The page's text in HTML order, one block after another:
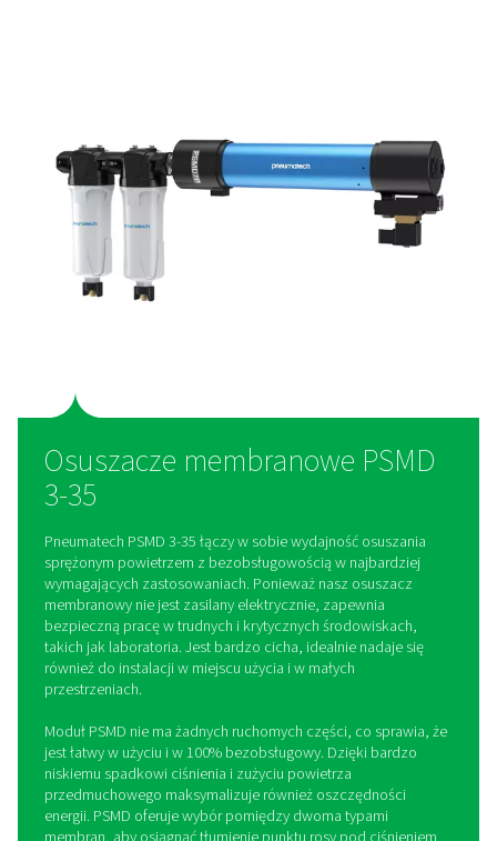
Zaprojektowane, aby
tam, gdzie inni nie mogą
PSMD 3-35 jest idealnym rozwiązaniem do małych
zastosowań wrażliwych na drgania, hałas lub korozję;
zmiennymi temperaturami otoczenia lub bez zasilania